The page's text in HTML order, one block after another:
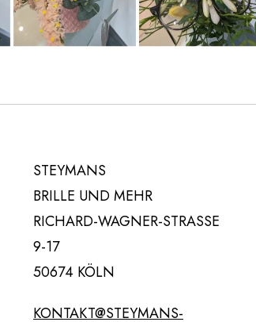
STEYMANS
BRILLE UND MEHR
RICHARD-WAGNER-STRASSE 9
-17
50674 KÖLN
KONTAKT@STEYMANS-